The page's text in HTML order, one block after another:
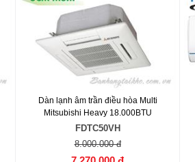
Dàn lạnh âm trần điều hòa Multi
Mitsubishi Heavy 18.000BTU
FDTC50VH
8.000.000 đ